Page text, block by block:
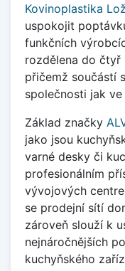
Kovinoplastika
uspokojit
funkčních
rozdělena do čtyř
přičemž součástí
společnosti jak
Základ značky
jako jsou
varné desky či
profesionálním
vývojových
se prodejní sítí
zároveň slouží k
nejnáročnějších
kuchyňského